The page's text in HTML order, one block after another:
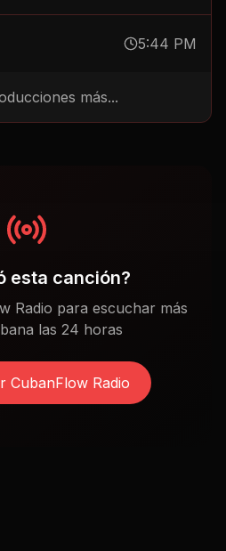
5:44 PM
más...
esta canción?
Radio para escuchar más
las 24 horas
CubanFlow Radio